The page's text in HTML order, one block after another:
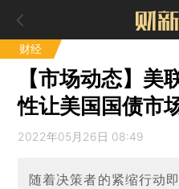
财经
【市场动态】美
性让美国国债市
2022年05月26日 08:49
随着决策者的紧缩行动